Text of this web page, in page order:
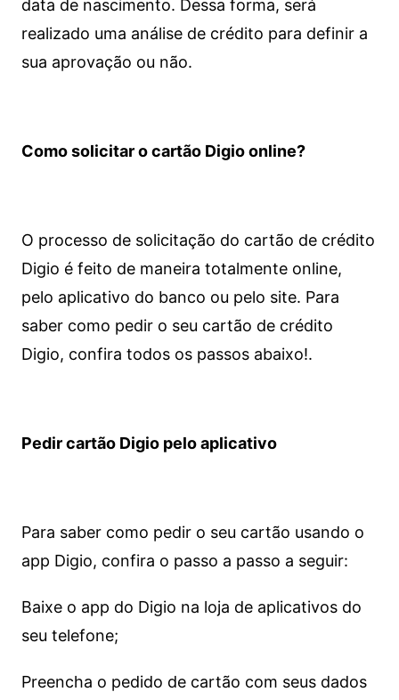
data de nascimento. Dessa forma, será
realizado uma análise de crédito para definir a
sua aprovação ou não.
Como solicitar o cartão Digio online?
O processo de solicitação do cartão de crédito
Digio é feito de maneira totalmente online,
pelo aplicativo do banco ou pelo site. Para
saber como pedir o seu cartão de crédito
Digio, confira todos os passos abaixo!.
Pedir cartão Digio pelo aplicativo
Para saber como pedir o seu cartão usando o
app Digio, confira o passo a passo a seguir:
Baixe o app do Digio na loja de aplicativos do
seu telefone;
Preencha o pedido de cartão com seus dados